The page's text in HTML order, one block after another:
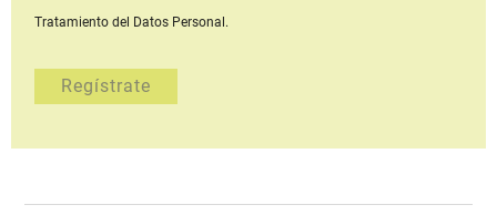
Tratamiento del Datos Personal.